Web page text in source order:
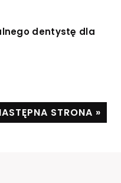
dentystę dla
STRONA »